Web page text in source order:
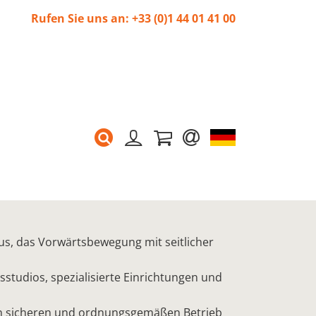
Rufen Sie uns an: +33 (0)1 44 01 41 00
das Vorwärtsbewegung mit seitlicher
spezialisierte Einrichtungen und
und ordnungsgemäßen Betrieb